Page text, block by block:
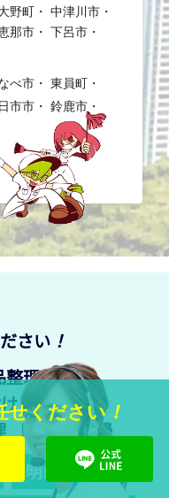
野町
中津川市
那市
下呂市
べ市
東員町
市市
鈴鹿市
さい ！
整理
特殊清掃
せください！